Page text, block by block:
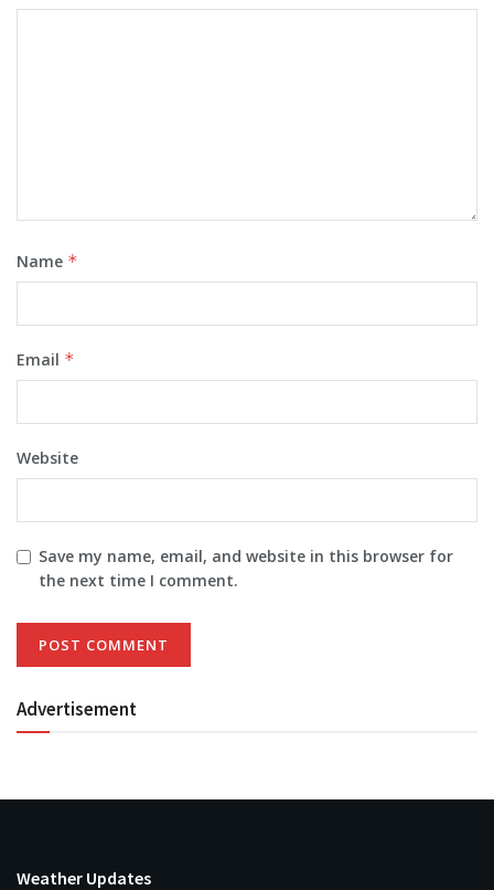
Name *
Email *
Website
Save my name, email, and website in this browser for
the next time I comment.
Advertisement
Weather Updates